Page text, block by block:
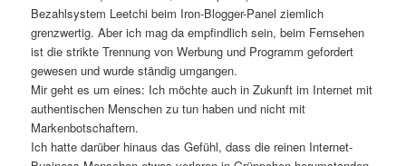
Bezahlsystem Leetchi beim Iron-Blogger-Panel ziemlich
grenzwertig. Aber ich mag da empfindlich sein, beim Fernsehen
ist die strikte Trennung von Werbung und Programm gefordert
gewesen und wurde ständig umgangen.
Mir geht es um eines: Ich möchte auch in Zukunft im Internet mit
authentischen Menschen zu tun haben und nicht mit
Markenbotschaftern.
Ich hatte darüber hinaus das Gefühl, dass die reinen Internet-